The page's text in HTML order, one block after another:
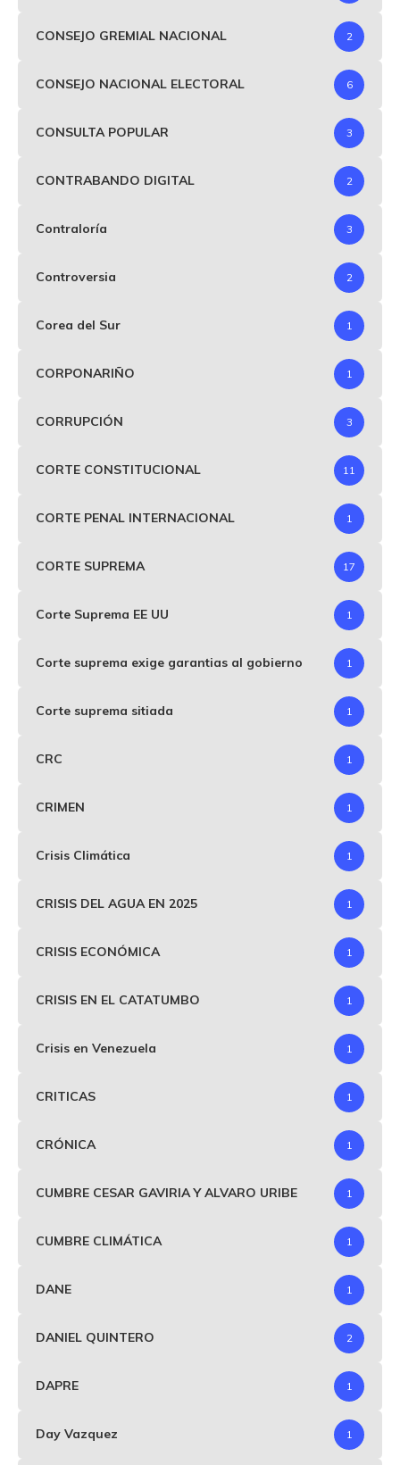
CONSEJO GREMIAL NACIONAL 2
CONSEJO NACIONAL ELECTORAL 6
CONSULTA POPULAR 3
CONTRABANDO DIGITAL 2
Contraloría 3
Controversia 2
Corea del Sur 1
CORPONARIÑO 1
CORRUPCIÓN 3
CORTE CONSTITUCIONAL 11
CORTE PENAL INTERNACIONAL 1
CORTE SUPREMA 17
Corte Suprema EE UU 1
Corte suprema exige garantias al gobierno 1
Corte suprema sitiada 1
CRC 1
CRIMEN 1
Crisis Climática 1
CRISIS DEL AGUA EN 2025 1
CRISIS ECONÓMICA 1
CRISIS EN EL CATATUMBO 1
Crisis en Venezuela 1
CRITICAS 1
CRÓNICA 1
CUMBRE CESAR GAVIRIA Y ALVARO URIBE 1
CUMBRE CLIMÁTICA 1
DANE 1
DANIEL QUINTERO 2
DAPRE 1
Day Vazquez 1